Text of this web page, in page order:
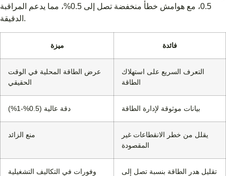
0.5، مع هوامش خطأ منخفضة تصل إلى 0.5%، مما يدعم المراقبة
الدقيقة.
ميزة فائدة
عرض الطاقة المحلية في الوقت
الحقيقي
التعرف السريع على استهلاك
الطاقة
دقة عالية (0.5%-1%) بيانات موثوقة لإدارة الطاقة
منع الزائد
يقلل من خطر الانقطاعات غير
المقصودة
وفورات في التكاليف التشغيلية
تقليل هدر الطاقة بنسبة تصل إلى